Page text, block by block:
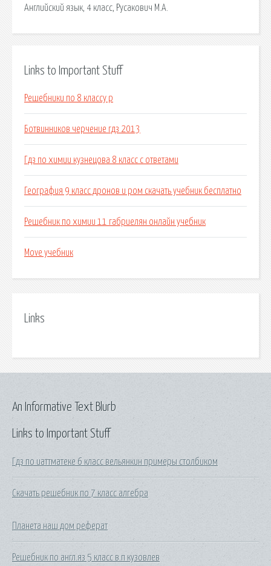
Английский язык, 4 класс, Русакович М.А.
Links to Important Stuff
Решебники по 8 классу р
Ботвинников черчение гдз 2013
Гдз по химии кузнецова 8 класс с ответами
География 9 класс дронов и ром скачать учебник бесплатно
Решебник по химии 11 габриелян онлайн учебник
Move учебник
Links
Links to Important Stuff
Гдз по иаттматеке 6 класс вельянкин примеры столбиком
Скачать решебник по 7 класс алгебра
Планета наш дом реферат
Решебник по англ.яз 5 класс в.п кузовлев
An Informative Text Blurb